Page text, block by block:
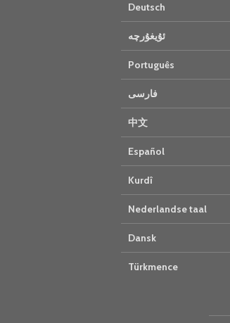
Deutsch
ئۇيغۇرچە
Português
فارسی
中文
Español
Kurdî
Nederlandse taal
Dansk
Türkmence